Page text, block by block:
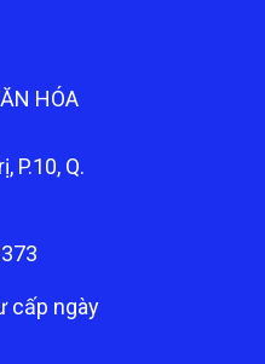
HÓA
P.10, Q.
cấp ngày